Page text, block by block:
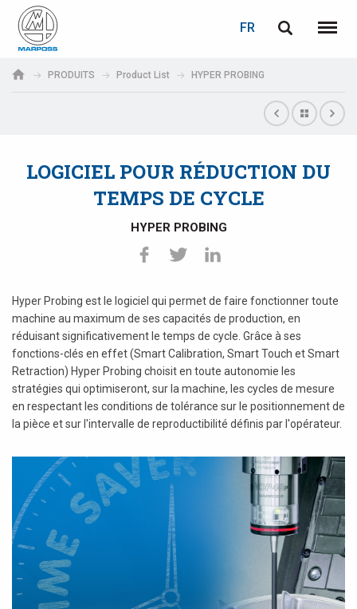
S.p.A.
FR
Menu
PRODUITS Product List HYPER PROBING
LOGICIEL POUR RÉDUCTION DU
TEMPS DE CYCLE
HYPER PROBING
Hyper Probing est le logiciel qui permet de faire fonctionner toute
machine au maximum de ses capacités de production, en
réduisant significativement le temps de cycle. Grâce à ses
fonctions-clés en effet (Smart Calibration, Smart Touch et Smart
Retraction) Hyper Probing choisit en toute autonomie les
stratégies qui optimiseront, sur la machine, les cycles de mesure
en respectant les conditions de tolérance sur le positionnement de
la pièce et sur l'intervalle de reproductibilité définis par l'opérateur.
Deutsch
Español
日本語 (Japanese)
中文 (Chinese)
한국어 (Korean)
LOGIN
Password
If you are not yet registered, you may do it now: it is free!
Click here!